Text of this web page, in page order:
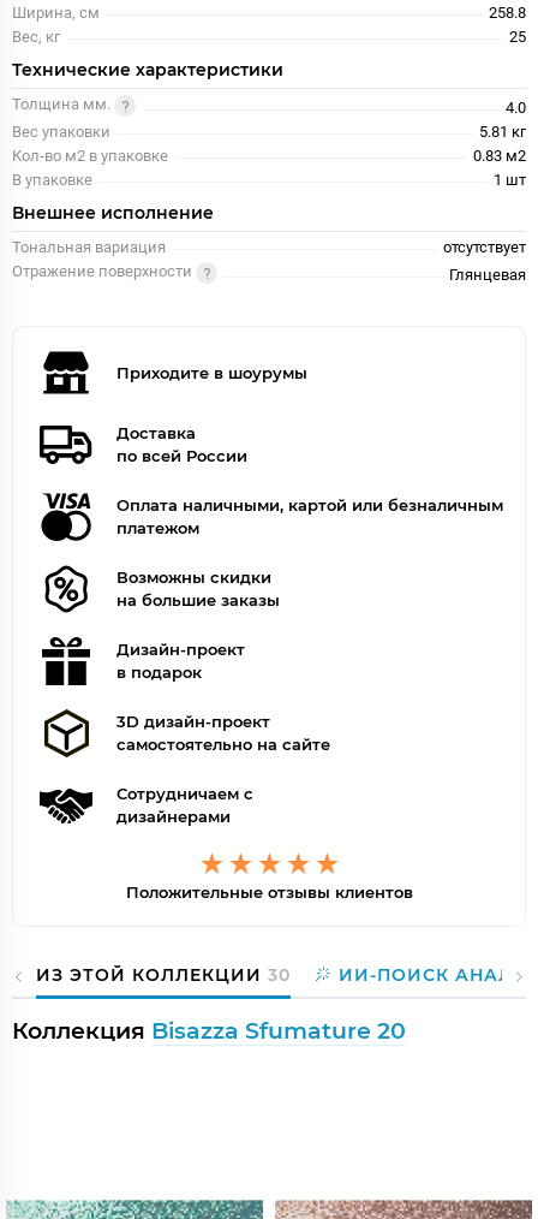
Ширина, см
258.8
Вес, кг
25
Технические характеристики
Толщина мм.
4.0
Вес упаковки
5.81 кг
Кол-во м2 в упаковке
0.83 м2
В упаковке
1 шт
Внешнее исполнение
Тональная вариация
отсутствует
Отражение поверхности
Глянцевая
Приходите в шоурумы
Доставка
по всей России
Оплата наличными, картой или безналичным
платежом
Возможны скидки
на большие заказы
Дизайн-проект
в подарок
3D дизайн-проект
самостоятельно на сайте
Сотрудничаем с
дизайнерами
Положительные отзывы клиентов
ИЗ ЭТОЙ КОЛЛЕКЦИИ 30 ИИ-ПОИСК
Коллекция Bisazza Sfumature 20